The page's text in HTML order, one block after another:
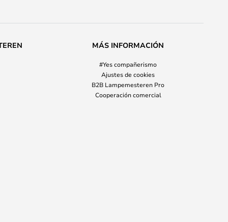
MÁS INFORMACIÓN
#Yes compañerismo
Ajustes de cookies
B2B Lampemesteren Pro
Cooperación comercial